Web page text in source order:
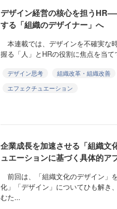
デザイン経営の核心を担う
する「組織のデザイナー」へ
本連載では、デザインを不確実な
握る「人」とHRの役割に焦点を当
デザイン思考 組織改革・組織改善
エフェクチュエーション
企業成長を加速させる「組織
ュエーションに基づく具体的ア
前回は、「組織文化のデザイン」
化」「デザイン」についてひも解き
むた...